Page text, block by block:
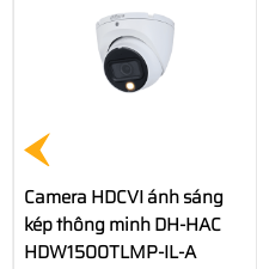
Camera HDCVI 2MP
DAHUA DH-HAC-
HFW1200RLP-IL-T